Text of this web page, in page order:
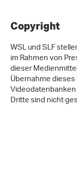
Copyright
WSL und SLF
im Rahmen von
dieser
Übernahme
Dritte sind nicht